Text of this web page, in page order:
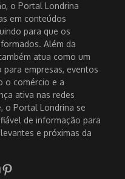
o Portal Londrina
em conteúdos
para que os
Além da
atua como um
empresas, eventos
o comércio e a
ativa nas redes
o Portal Londrina se
de informação para
e próximas da